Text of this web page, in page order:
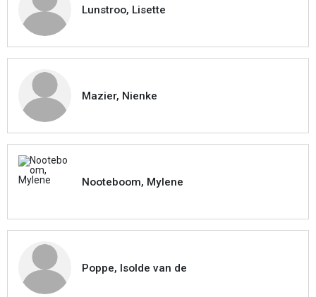
Lunstroo, Lisette
Mazier, Nienke
Nooteboom, Mylene
Poppe, Isolde van de